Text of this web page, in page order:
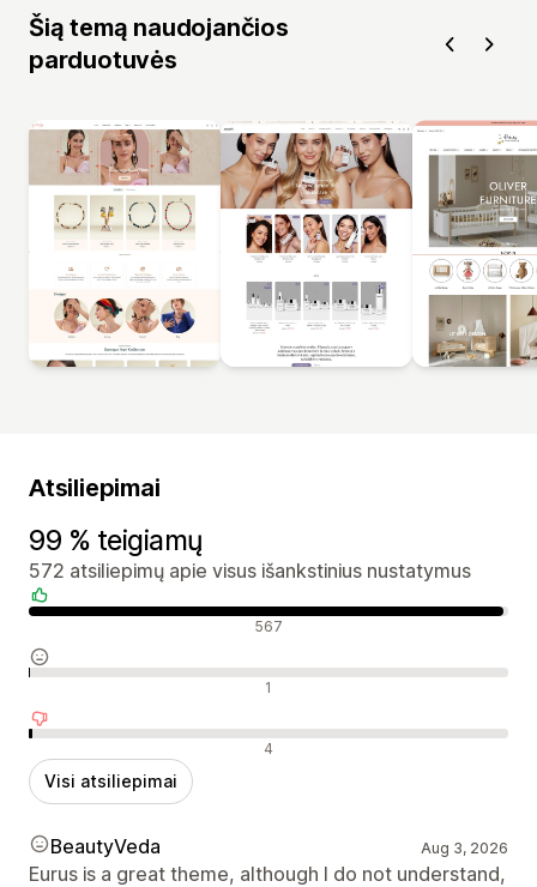
Šią temą naudojančios
parduotuvės
Atsiliepimai
99 % teigiamų
572 atsiliepimų apie visus išankstinius nustatymus
Teigiami atsiliepimai 567
Neutralūs atsiliepimai 1
Neigiami atsiliepimai 4
Visi atsiliepimai
BeautyVeda Aug 3, 2026
Eurus is a great theme, although I do not understand,